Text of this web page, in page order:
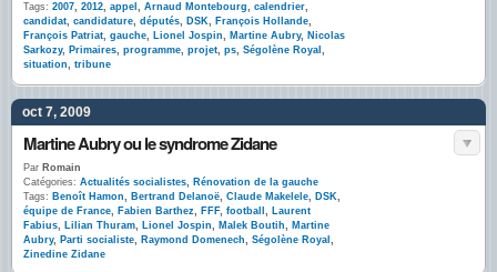
Tags: 2007, 2012, appel , Arnaud Montebourg, calendrier,
candidat, candidature, députés, DSK, François Hollande,
François Patriat, gauche, Lionel Jospin, Martine Aubry, Nicolas
Sarkozy, Primaires, programme, projet, ps, Ségolène Royal ,
situation, tribune
oct 7, 2009
Martine Aubry ou le syndrome Zidane
Par Romain
Catégories: Actualités socialistes, Rénovation de la gauche
Tags: Benoît Hamon, Bertrand Delanoë, Claude Makelele, DSK,
équipe de France, Fabien Barthez, FFF, football , Laurent
Fabius, Lilian Thuram, Lionel Jospin, Malek Boutih, Martine
Aubry, Parti socialiste, Raymond Domenech, Ségolène Royal ,
Zinedine Zidane